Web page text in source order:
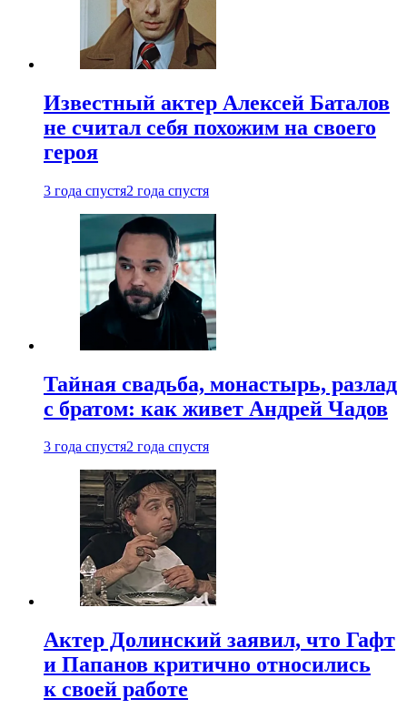
Известный актер Алексей Баталов
не считал себя похожим на своего
героя
3 года спустя2 года спустя
Тайная свадьба, монастырь, разлад
с братом: как живет Андрей Чадов
3 года спустя2 года спустя
Актер Долинский заявил, что Гафт
и Папанов критично относились
к своей работе